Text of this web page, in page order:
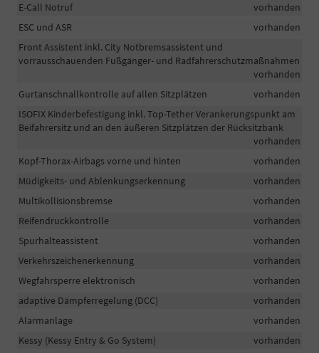
E-Call Notruf
vorhanden
ESC und ASR
vorhanden
Front Assistent inkl. City Notbremsassistent und
vorrausschauenden Fußgänger- und Radfahrerschutzmaßnahmen
vorhanden
Gurtanschnallkontrolle auf allen Sitzplätzen
vorhanden
ISOFIX Kinderbefestigung inkl. Top-Tether Verankerungspunkt am
Beifahrersitz und an den äußeren Sitzplätzen der Rücksitzbank
vorhanden
Kopf-Thorax-Airbags vorne und hinten
vorhanden
Müdigkeits- und Ablenkungserkennung
vorhanden
Multikollisionsbremse
vorhanden
Reifendruckkontrolle
vorhanden
Spurhalteassistent
vorhanden
Verkehrszeichenerkennung
vorhanden
Wegfahrsperre elektronisch
vorhanden
adaptive Dämpferregelung (DCC)
vorhanden
Alarmanlage
vorhanden
Kessy (Kessy Entry & Go System)
vorhanden